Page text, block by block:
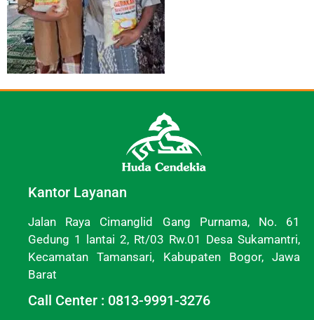
Kantor Layanan
Jalan Raya Cimanglid Gang Purnama, No. 61
Gedung 1 lantai 2, Rt/03 Rw.01 Desa Sukamantri,
Kecamatan Tamansari, Kabupaten Bogor, Jawa
Barat
Call Center : 0813-9991-3276